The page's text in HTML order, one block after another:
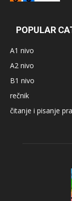
POPULAR
A1 nivo
A2 nivo
B1 nivo
rečnik
čitanje i pisanje